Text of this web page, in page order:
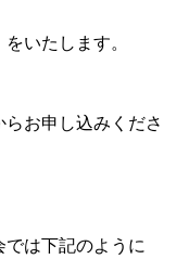
いたします。
お申し込みくださ
は下記のように